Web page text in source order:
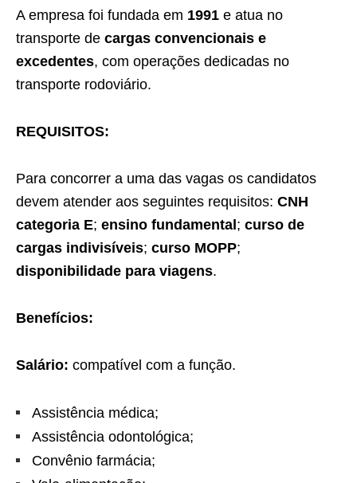
A empresa foi fundada em 1991 e atua no
transporte de cargas convencionais e
excedentes, com operações dedicadas no
transporte rodoviário.
REQUISITOS:
Para concorrer a uma das vagas os candidatos
devem atender aos seguintes requisitos: CNH
categoria E; ensino fundamental; curso de
cargas indivisíveis; curso MOPP;
disponibilidade para viagens.
Benefícios:
Salário: compatível com a função.
Assistência médica;
Assistência odontológica;
Convênio farmácia;